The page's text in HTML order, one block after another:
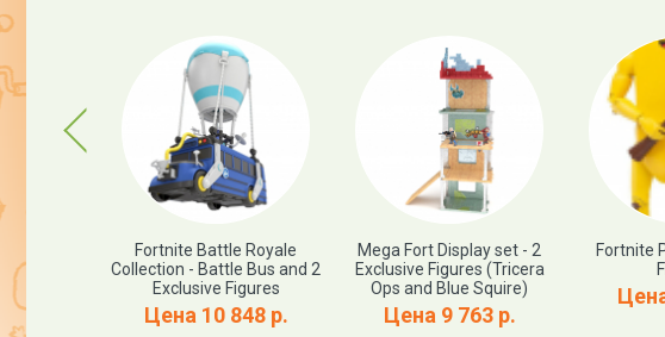
Previous
Beast
Action
Fortnite Battle Royale
Collection - Battle Bus and 2
Exclusive Figures
Цена 10 848 р.
Mega Fort Display set - 2
Exclusive Figures (Tricera
Ops and Blue Squire)
Цена 9 763 р.
Fortnite